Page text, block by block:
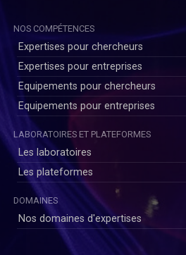
NOS COMPÉTENCES
Expertises pour chercheurs
Expertises pour entreprises
Equipements pour chercheurs
Equipements pour entreprises
LABORATOIRES ET PLATEFORMES
Les laboratoires
Les plateformes
DOMAINES
Nos domaines d'expertises